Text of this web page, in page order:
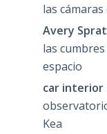
las
Avery
las
espacio
car interior
Kea